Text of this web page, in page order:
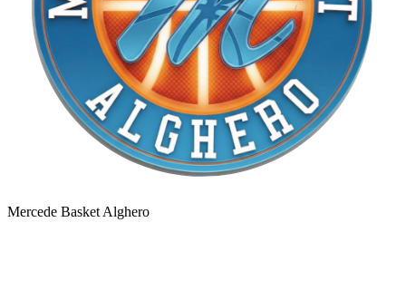
Mercede Basket Alghero